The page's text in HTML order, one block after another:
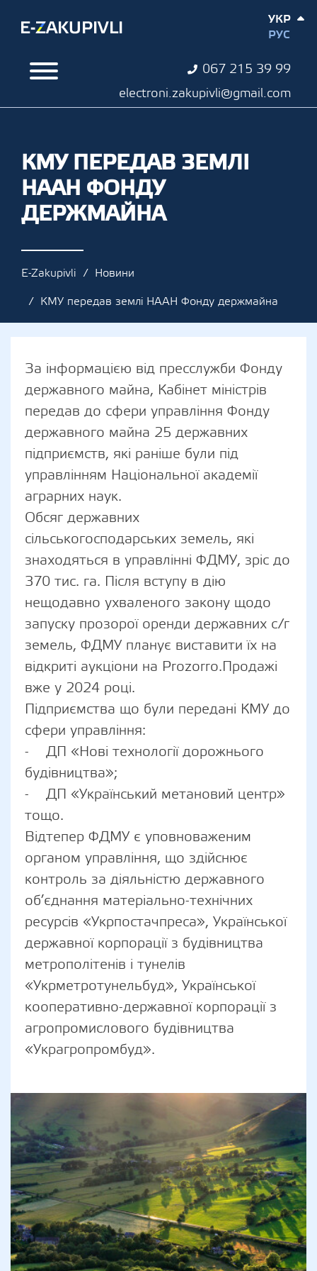
067 215 39 99
electroni.zakupivli@gmail.com
УКР
РУС
КМУ ПЕРЕДАВ ЗЕМЛІ
НААН ФОНДУ
ДЕРЖМАЙНА
E-Zakupivli
Новини
КМУ передав землі НААН Фонду держмайна
За інформацією від пресслужби Фонду
державного майна, Кабінет міністрів
передав до сфери управління Фонду
державного майна 25 державних
підприємств, які раніше були під
управлінням Національної академії
аграрних наук.
Обсяг державних
сільськогосподарських земель, які
знаходяться в управлінні ФДМУ, зріс до
370 тис. га. Після вступу в дію
нещодавно ухваленого закону щодо
запуску прозорої оренди державних с/г
земель, ФДМУ планує виставити їх на
відкриті аукціони на Prozorro.Продажі
вже у 2024 році.
Підприємства що були передані КМУ до
сфери управління:
- ДП «Нові технології дорожнього
будівництва»;
- ДП «Український метановий центр»
тощо.
Відтепер ФДМУ є уповноваженим
органом управління, що здійснює
контроль за діяльністю державного
об’єднання матеріально-технічних
ресурсів «Укрпостачпреса», Української
державної корпорації з будівництва
метрополітенів і тунелів
«Укрметротунельбуд», Української
кооперативно-державної корпорації з
агропромислового будівництва
«Украгропромбуд».